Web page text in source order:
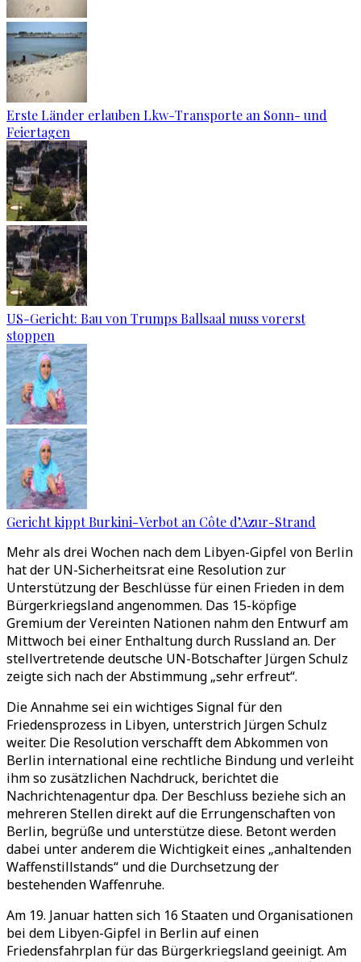
Erste Länder erlauben Lkw-Transporte an Sonn- und
Feiertagen
US-Gericht: Bau von Trumps Ballsaal muss vorerst
stoppen
Gericht kippt Burkini-Verbot an Côte d’Azur-Strand
Mehr als drei Wochen nach dem Libyen-Gipfel von Berlin
hat der UN-Sicherheitsrat eine Resolution zur
Unterstützung der Beschlüsse für einen Frieden in dem
Bürgerkriegsland angenommen. Das 15-köpfige
Gremium der Vereinten Nationen nahm den Entwurf am
Mittwoch bei einer Enthaltung durch Russland an. Der
stellvertretende deutsche UN-Botschafter Jürgen Schulz
zeigte sich nach der Abstimmung „sehr erfreut“.
Die Annahme sei ein wichtiges Signal für den
Friedensprozess in Libyen, unterstrich Jürgen Schulz
weiter. Die Resolution verschafft dem Abkommen von
Berlin international eine rechtliche Bindung und verleiht
ihm so zusätzlichen Nachdruck, berichtet die
Nachrichtenagentur dpa. Der Beschluss beziehe sich an
mehreren Stellen direkt auf die Errungenschaften von
Berlin, begrüße und unterstütze diese. Betont werden
dabei unter anderem die Wichtigkeit eines „anhaltenden
Waffenstillstands“ und die Durchsetzung der
bestehenden Waffenruhe.
Am 19. Januar hatten sich 16 Staaten und Organisationen
bei dem Libyen-Gipfel in Berlin auf einen
Friedensfahrplan für das Bürgerkriegsland geeinigt. Am